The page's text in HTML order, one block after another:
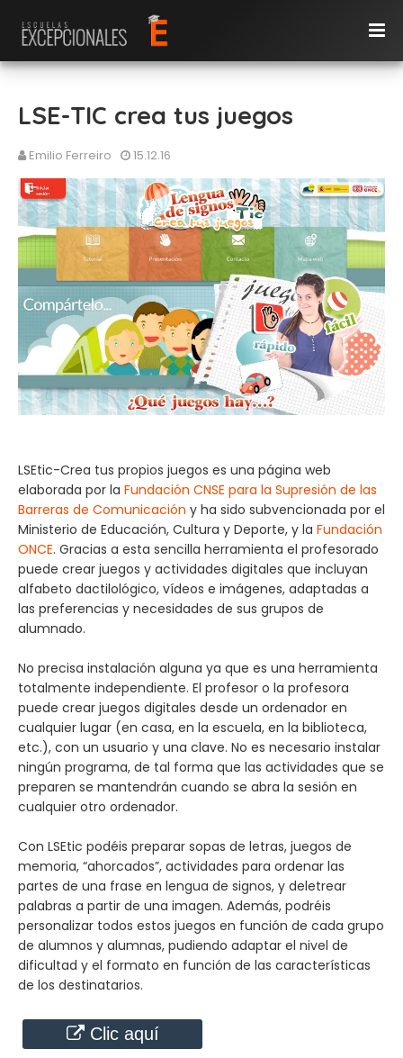
LSE-TIC crea tus juegos
Emilio Ferreiro 15.12.16
LSEtic-Crea tus propios juegos es una página web
elaborada por la Fundación CNSE para la Supresión de las
Barreras de Comunicación y ha sido subvencionada por el
Ministerio de Educación, Cultura y Deporte, y la Fundación
ONCE. Gracias a esta sencilla herramienta el profesorado
puede crear juegos y actividades digitales que incluyan
alfabeto dactilológico, vídeos e imágenes, adaptadas a
las preferencias y necesidades de sus grupos de
alumnado.
No precisa instalación alguna ya que es una herramienta
totalmente independiente. El profesor o la profesora
puede crear juegos digitales desde un ordenador en
cualquier lugar (en casa, en la escuela, en la biblioteca,
etc.), con un usuario y una clave. No es necesario instalar
ningún programa, de tal forma que las actividades que se
preparen se mantendrán cuando se abra la sesión en
cualquier otro ordenador.
Con LSEtic podéis preparar sopas de letras, juegos de
memoria, “ahorcados”, actividades para ordenar las
partes de una frase en lengua de signos, y deletrear
palabras a partir de una imagen. Además, podréis
personalizar todos estos juegos en función de cada grupo
de alumnos y alumnas, pudiendo adaptar el nivel de
dificultad y el formato en función de las características
de los destinatarios.
Clic aquí